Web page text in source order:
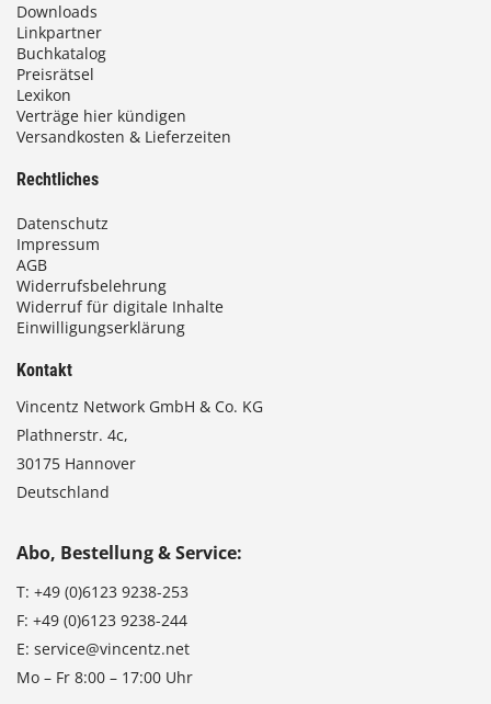
Downloads
Linkpartner
Buchkatalog
Preisrätsel
Lexikon
Verträge hier kündigen
Versandkosten & Lieferzeiten
Rechtliches
Datenschutz
Impressum
AGB
Widerrufsbelehrung
Widerruf für digitale Inhalte
Einwilligungserklärung
Kontakt
Vincentz Network GmbH & Co. KG
Plathnerstr. 4c,
30175 Hannover
Deutschland
Abo, Bestellung & Service:
T: +49 (0)6123 9238-253
F: +49 (0)6123 9238-244
E: service@vincentz.net
Mo – Fr 8:00 – 17:00 Uhr